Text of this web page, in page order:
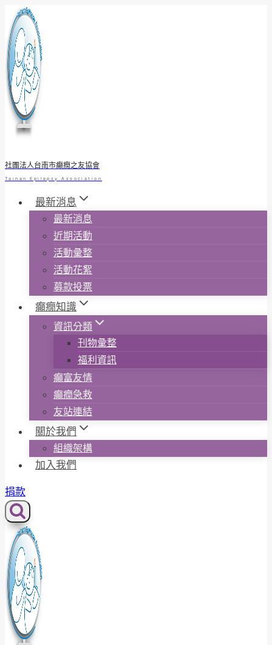
Skip
to
content
社團法人台南市癲癇之友協會
Tainan Epilepsy Association
最新消息
最新消息
近期活動
活動彙整
活動花絮
募款投票
癲癇知識
資訊分類
刊物彙整
福利資訊
癲富友情
癲癇急救
友站連結
關於我們
組織架構
加入我們
捐款